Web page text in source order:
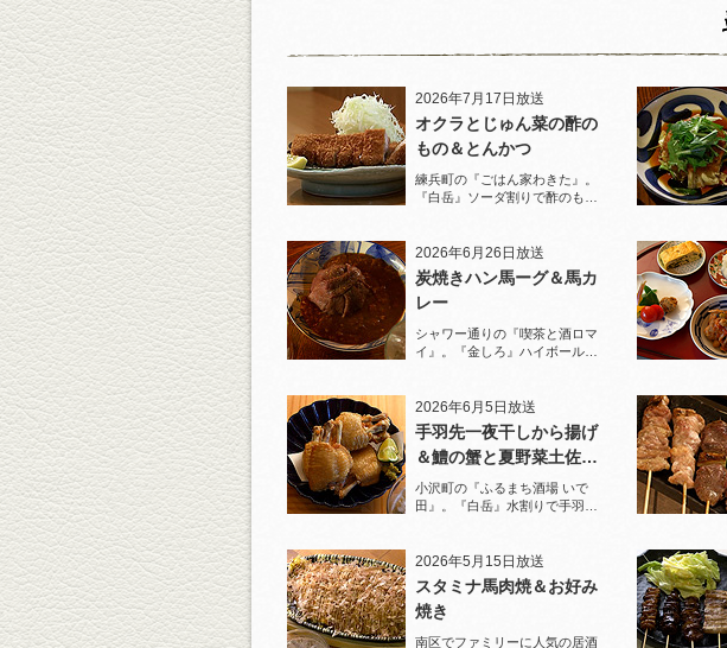
2026年7月17日放送
オクラとじゅん菜の酢の
もの＆とんかつ
練兵町の『ごはん家わきた』。
『白岳』ソーダ割りで酢のもの
2026年6月26日放送
炭焼きハン馬ーグ＆馬カ
レー
シャワー通りの『喫茶と酒ロマ
イ』。『金しろ』ハイボールで
2026年6月5日放送
手羽先一夜干しから揚げ
＆鱧の蟹と夏野菜土佐酢
ジュレがけ
小沢町の『ふるまち酒場 いで
田』。『白岳』水割りで手羽先
2026年5月15日放送
スタミナ馬肉焼＆お好み
焼き
南区でファミリーに人気の居酒